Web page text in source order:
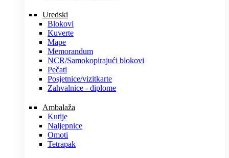
Uredski
Blokovi
Kuverte
Mape
Memorandum
NCR/Samokopirajući blokovi
Pečati
Posjetnice/vizitkarte
Zahvalnice - diplome
Ambalaža
Kutije
Naljepnice
Omoti
Tetrapak